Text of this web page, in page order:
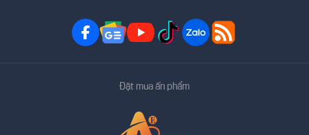
Đặt mua ấn phẩm